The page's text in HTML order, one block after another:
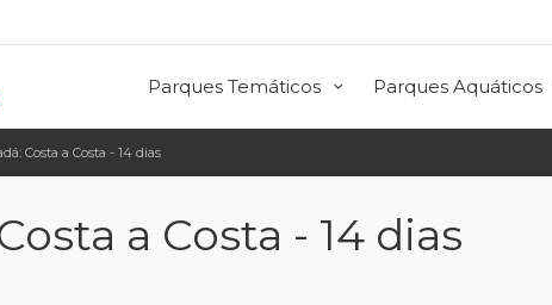
Parques Temáticos Parques Aquáticos
Costa a Costa - 14 dias
a Costa - 14 dias